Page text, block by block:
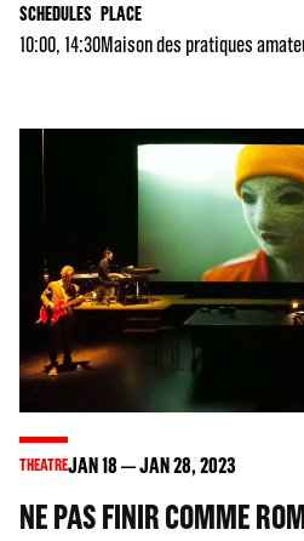
SCHEDULES
10:00, 14:30
PLACE
Maison des pratiques
THEATREJAN18 JAN28, 2023
NE PAS FINIR COMME